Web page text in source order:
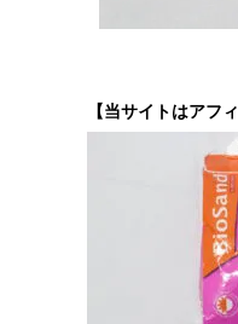
【当サイトはアフ